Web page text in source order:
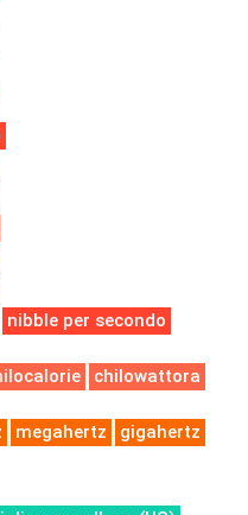
nibble per secondo
chilowattora
megahertz
gigahertz